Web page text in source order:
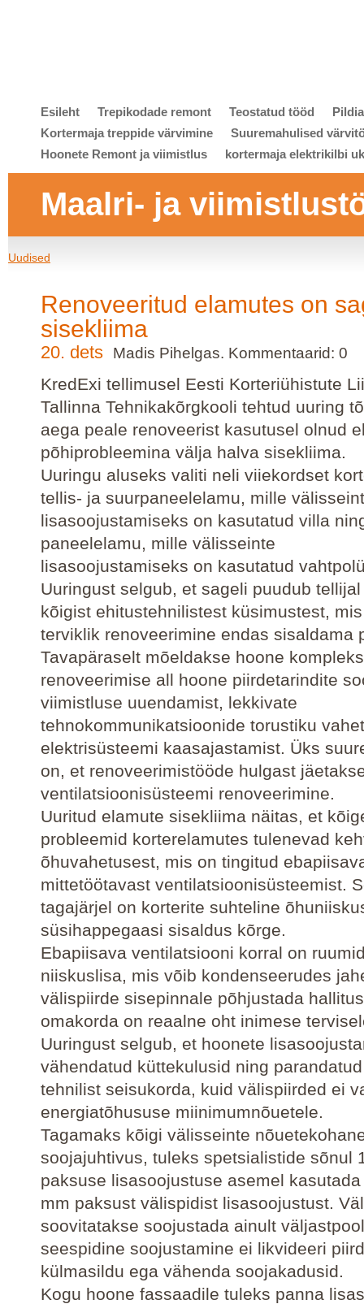
Esileht Trepikodade remont Teostatud tööd
Kortermaja treppide värvimine
Suuremahulised
Hoonete Remont ja viimistlus
kortermaja elektrikilbi
Maalri- ja
Uudised
Renoveeritud elamutes on
sisekliima
20. dets Madis Pihelgas. Kommentaarid: 0
KredExi tellimusel Eesti Korteriühistute
Tallinna Tehnikakõrgkooli tehtud uuring
aega peale renoveerist kasutusel olnud
põhiprobleemina välja halva sisekliima.
Uuringu aluseks valiti neli viiekordset
tellis- ja suurpaneelelamu, mille
lisasoojustamiseks on kasutatud villa
paneelelamu, mille välisseinte
lisasoojustamiseks on kasutatud
Uuringust selgub, et sageli puudub
kõigist ehitustehnilistest küsimustest,
terviklik renoveerimine endas sisaldama
Tavapäraselt mõeldakse hoone
renoveerimise all hoone piirdetarindite
viimistluse uuendamist, lekkivate
tehnokommunikatsioonide torustiku
elektrisüsteemi kaasajastamist. Üks
on, et renoveerimistööde hulgast
ventilatsioonisüsteemi renoveerimine.
Uuritud elamute sisekliima näitas, et
probleemid korterelamutes tulenevad
õhuvahetusest, mis on tingitud
mittetöötavast ventilatsioonisüsteemist.
tagajärjel on korterite suhteline
süsihappegaasi sisaldus kõrge.
Ebapiisava ventilatsiooni korral on
niiskuslisa, mis võib kondenseerudes
välispiirde sisepinnale põhjustada
omakorda on reaalne oht inimese
Uuringust selgub, et hoonete
vähendatud küttekulusid ning
tehnilist seisukorda, kuid välispiirded ei
energiatõhususe miinimumnõuetele.
Tagamaks kõigi välisseinte
soojajuhtivus, tuleks spetsialistide sõnul
paksuse lisasoojustuse asemel
mm paksust välispidist lisasoojustust.
soovitatakse soojustada ainult
seespidine soojustamine ei likvideeri
külmasildu ega vähenda soojakadusid.
Kogu hoone fassaadile tuleks panna